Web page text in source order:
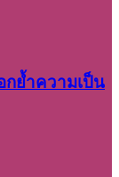
กย้ำความเป็น